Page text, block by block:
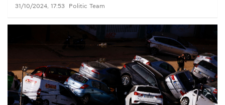
31/10/2024, 17:53 Politic Team